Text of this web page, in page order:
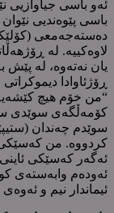
ئەو باسی جیاوازیی
باسی پێوەندیی
دەستەجەمعی
لاوەکییە. لە
یان نەتەوە، لە پێش
ڕۆژئاوادا
“من خۆم هیچ
کۆمەڵگەی سوێدی
سوێدم چەندان
کردووە. من کەسێکی
ئەگەر کەسێکی
ئەودەم وابەستەی
ئیماندار نیم و